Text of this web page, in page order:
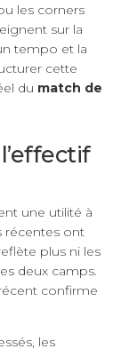
les corners
sur la
tempo et la
cette
du match de
une utilité à
récentes ont
plus ni les
deux camps.
confirme
les